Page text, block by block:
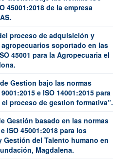
45001:2018 de la empresa
proceso de adquisición y
soportado en las
45001 para la Agropecuaria el
Gestion bajo las normas
e ISO 14001:2015 para
proceso de gestion formativa”.
Gestión basado en las normas
ISO 45001:2018 para los
del Talento humano en
Magdalena.